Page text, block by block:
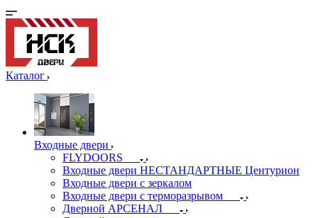
Каталог
Входные двери
FLYDOORS
Входные двери НЕСТАНДАРТНЫЕ Центурион
Входные двери с зеркалом
Входные двери с терморазрывом
Дверной АРСЕНАЛ